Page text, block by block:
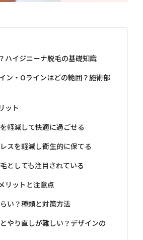
ハイジニーナ脱毛の基礎知識
ン・Oラインはどの範囲？施術部
ット
軽減して快適に過ごせる
スを軽減し衛生的に保てる
としても注目されている
リットと注意点
い？種類と対策方法
やり直しが難しい？デザインの